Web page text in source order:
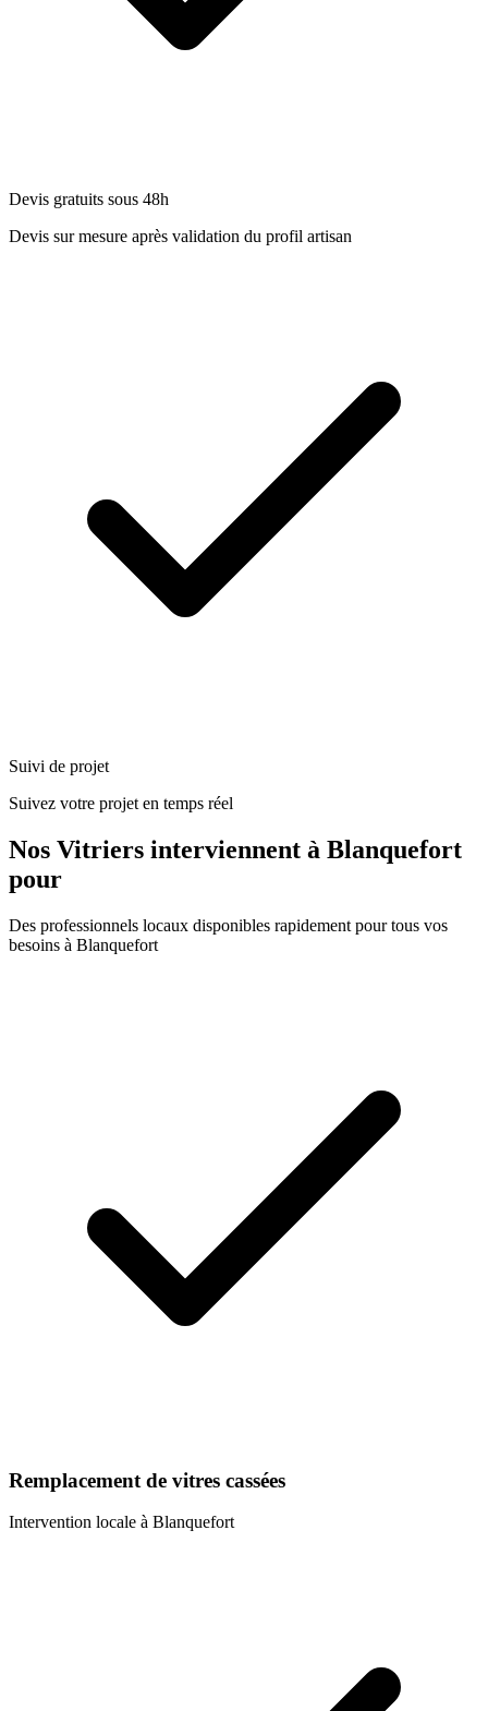
Devis gratuits sous 48h
Devis sur mesure après validation du profil artisan
Suivi de projet
Suivez votre projet en temps réel
Nos Vitriers interviennent à Blanquefort
pour
Des professionnels locaux disponibles rapidement pour tous vos
besoins à Blanquefort
Remplacement de vitres cassées
Intervention locale à Blanquefort